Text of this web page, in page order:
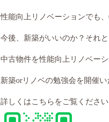
性能向上リノベーションでも
今後、新築がいいのか？それと
中古物件を性能向上リノベー
新築orリノベの勉強会を開催い
詳しくはこちらをご覧ください